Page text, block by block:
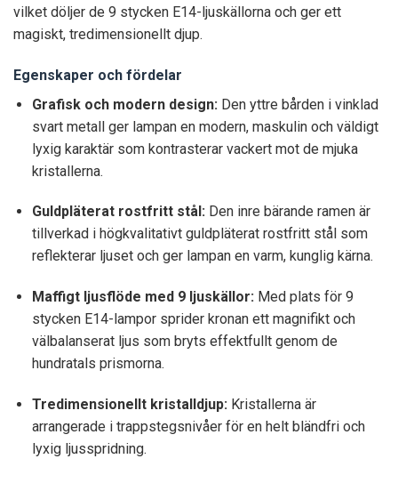
vilket döljer de 9 stycken E14-ljuskällorna och ger ett
magiskt, tredimensionellt djup.
Egenskaper och fördelar
Grafisk och modern design: Den yttre bården i vinklad
svart metall ger lampan en modern, maskulin och väldigt
lyxig karaktär som kontrasterar vackert mot de mjuka
kristallerna.
Guldpläterat rostfritt stål:Den inre bärande ramen är
tillverkad i högkvalitativt guldpläterat rostfritt stål som
reflekterar ljuset och ger lampan en varm, kunglig kärna.
Maffigt ljusflöde med 9 ljuskällor:Med plats för 9
stycken E14-lampor sprider kronan ett magnifikt och
välbalanserat ljus som bryts effektfullt genom de
hundratals prismorna.
Tredimensionellt kristalldjup:Kristallerna är
arrangerade i trappstegsnivåer för en helt bländfri och
lyxig ljusspridning.